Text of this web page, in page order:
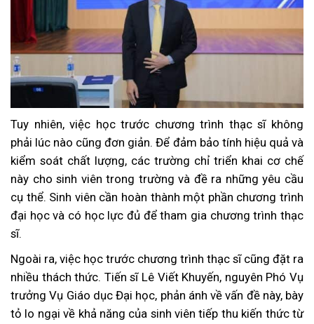
Tuy nhiên, việc học trước chương trình thạc sĩ không
phải lúc nào cũng đơn giản. Để đảm bảo tính hiệu quả và
kiểm soát chất lượng, các trường chỉ triển khai cơ chế
này cho sinh viên trong trường và đề ra những yêu cầu
cụ thể. Sinh viên cần hoàn thành một phần chương trình
đại học và có học lực đủ để tham gia chương trình thạc
sĩ.
Ngoài ra, việc học trước chương trình thạc sĩ cũng đặt ra
nhiều thách thức. Tiến sĩ Lê Viết Khuyến, nguyên Phó Vụ
trưởng Vụ Giáo dục Đại học, phản ánh về vấn đề này, bày
tỏ lo ngại về khả năng của sinh viên tiếp thu kiến thức từ